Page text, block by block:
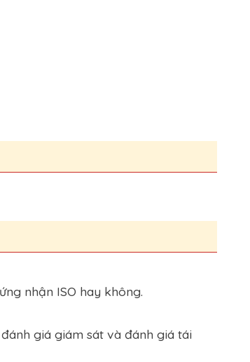
nhận ISO hay không.
giá giám sát và đánh giá tái